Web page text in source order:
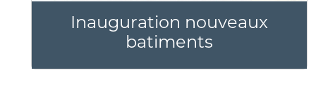
Inauguration nouveaux
batiments